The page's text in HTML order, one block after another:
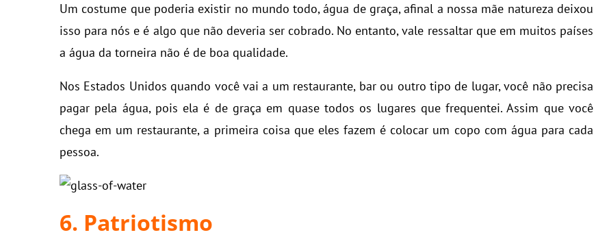
Um costume que poderia existir no mundo todo, água de graça, afinal a nossa mãe natureza deixou
isso para nós e é algo que não deveria ser cobrado. No entanto, vale ressaltar que em muitos países
a água da torneira não é de boa qualidade.
Nos Estados Unidos quando você vai a um restaurante, bar ou outro tipo de lugar, você não precisa
pagar pela água, pois ela é de graça em quase todos os lugares que frequentei. Assim que você
chega em um restaurante, a primeira coisa que eles fazem é colocar um copo com água para cada
pessoa.
6. Patriotismo